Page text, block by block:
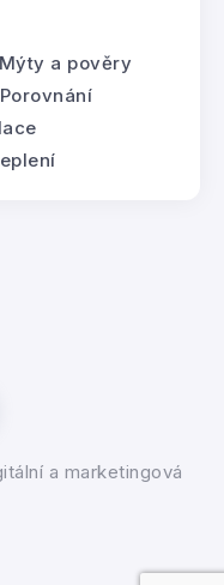
Mýty a pověry
Porovnání
a marketingová